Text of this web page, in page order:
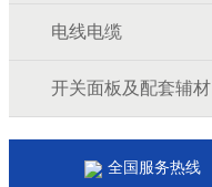
电线电缆
开关面板及配套辅材
全国服务热线